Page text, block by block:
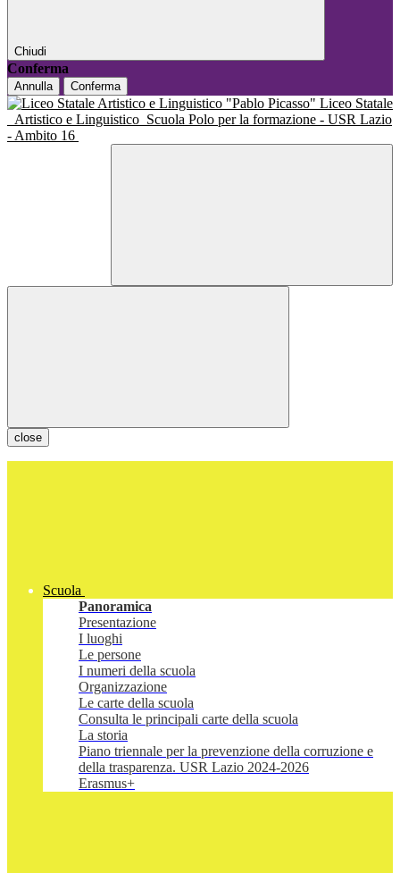
Chiudi
Conferma
Annulla Conferma
Liceo Statale
Artistico e Linguistico Scuola Polo per la formazione - USR Lazio
- Ambito 16
close
Scuola
Panoramica
Presentazione
I luoghi
Le persone
I numeri della scuola
Organizzazione
Le carte della scuola
Consulta le principali carte della scuola
La storia
Piano triennale per la prevenzione della corruzione e
della trasparenza. USR Lazio 2024-2026
Erasmus+